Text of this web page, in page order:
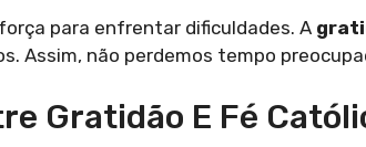
para enfrentar dificuldades. A
Assim, não perdemos tempo
Gratidão E Fé